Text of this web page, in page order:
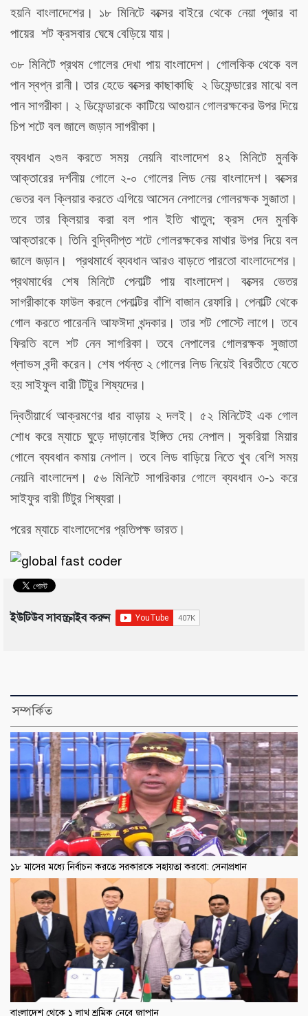
হয়নি বাংলাদেশের। ১৮ মিনিটে বক্সের বাইরে থেকে নেয়া পূজার বা
পায়ের শট ক্রসবার ঘেষে বেড়িয়ে যায়।
৩৮ মিনিটে প্রথম গোলের দেখা পায় বাংলাদেশ। গোলকিক থেকে বল
পান স্বপ্ন রানী। তার হেডে বক্সের কাছাকাছি ২ ডিফেন্ডারের মাঝে বল
পান সাগরীকা। ২ ডিফেন্ডারকে কাটিয়ে আগুয়ান গোলরক্ষকের উপর দিয়ে
চিপ শটে বল জালে জড়ান সাগরীকা।
ব্যবধান ২গুন করতে সময় নেয়নি বাংলাদেশ ৪২ মিনিটে মুনকি
আক্তারের দর্শনীয় গোলে ২-০ গোলের লিড নেয় বাংলাদেশ। বক্সের
ভেতর বল ক্লিয়ার করতে এগিয়ে আসেন নেপালের গোলরক্ষক সুজাতা।
তবে তার ক্লিয়ার করা বল পান ইতি খাতুন; ক্রস দেন মুনকি
আক্তারকে। তিনি বুদ্বিদীপ্ত শটে গোলরক্ষকের মাথার উপর দিয়ে বল
জালে জড়ান। প্রথমার্ধে ব্যবধান আরও বাড়তে পারতো বাংলাদেশের।
প্রথমার্ধের শেষ মিনিটে পেনাল্টি পায় বাংলাদেশ। বক্সের ভেতর
সাগরীকাকে ফাউল করলে পেনাল্টির বাঁশি বাজান রেফারি। পেনাল্টি থেকে
গোল করতে পারেননি আফঈদা খন্দকার। তার শট পোস্টে লাগে। তবে
ফিরতি বলে শট নেন সাগরিকা। তবে নেপালের গোলরক্ষক সুজাতা
গ্লাভস বন্দী করেন। শেষ পর্যন্ত ২ গোলের লিড নিয়েই বিরতীতে যেতে
হয় সাইফুল বারী টিটুর শিষ্যদের।
দ্বিতীয়ার্ধে আক্রমণের ধার বাড়ায় ২ দলই। ৫২ মিনিটেই এক গোল
শোধ করে ম্যাচে ঘুড়ে দাড়ানোর ইঙ্গিত দেয় নেপাল। সুকরিয়া মিয়ার
গোলে ব্যবধান কমায় নেপাল। তবে লিড বাড়িয়ে নিতে খুব বেশি সময়
নেয়নি বাংলাদেশ। ৫৬ মিনিটে সাগরিকার গোলে ব্যবধান ৩-১ করে
সাইফুর বারী টিটুর শিষ্যরা।
পরের ম্যাচে বাংলাদেশের প্রতিপক্ষ ভারত।
ইউটিউব সাবস্ক্রাইব করুন
সম্পর্কিত
১৮ মাসের মধ্যে নির্বাচন করতে সরকারকে সহায়তা করবো: সেনাপ্রধান
বাংলাদেশ থেকে ১ লাখ শ্রমিক নেবে জাপান